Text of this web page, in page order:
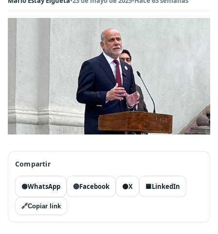
Compartir
🟢WhatsApp 🔵Facebook ⚫X 🟦LinkedIn
🔗Copiar link